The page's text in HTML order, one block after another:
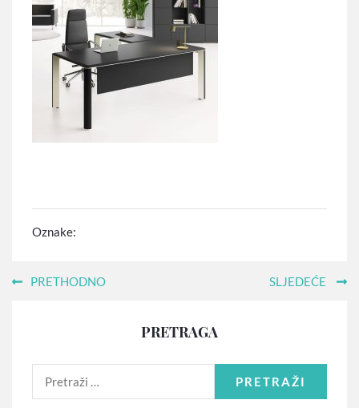
Oznake:
PRETHODNO SLJEDEĆE
PRETRAGA
PRETRAŽI